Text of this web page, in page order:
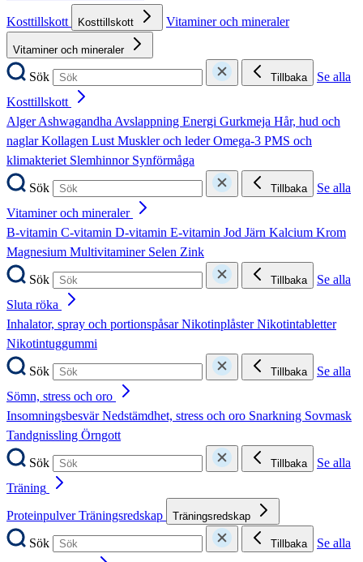
Kosttillskott
Kosttillskott Vitaminer och mineraler
Vitaminer och mineraler
Sök Tillbaka
Se alla
Kosttillskott
AlgerAshwagandhaAvslappning Energi Gurkmeja Hår, hud och
naglarKollagen LustMuskler och lederOmega-3 PMS och
klimakteriet Slemhinnor Synförmåga
Sök
Tillbaka
Se alla
Vitaminer och mineraler
B-vitamin C-vitamin D-vitamin E-vitamin Jod Järn Kalcium Krom
Magnesium Multivitaminer Selen Zink
Sök
Tillbaka
Se alla
Sluta röka
Inhalator, spray och portionspåsarNikotinplåsterNikotintabletter
Nikotintuggummi
Sök
Tillbaka
Se alla
Sömn, stress och oro
InsomningsbesvärNedstämdhet, stress och oro Snarkning Sovmask
Tandgnissling Örngott
Sök
Tillbaka
Se alla
Träning
ProteinpulverTräningsredskap Träningsredskap
Sök Tillbaka
Se alla